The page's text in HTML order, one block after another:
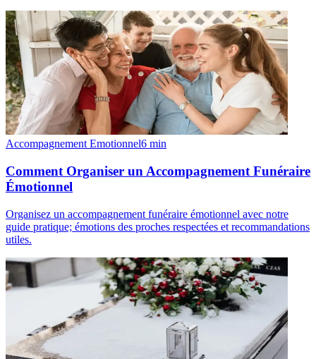
Accompagnement Emotionnel6 min
Comment Organiser un Accompagnement Funéraire
Émotionnel
Organisez un accompagnement funéraire émotionnel avec notre
guide pratique; émotions des proches respectées et recommandations
utiles.